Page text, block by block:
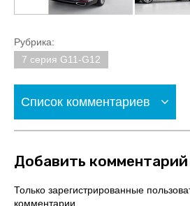
Рубрика:
7 серия G11-G12
Список комментариев
Добавить комментарий
Только зарегистрированные
комментарии.